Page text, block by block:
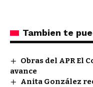
Tambien te
Obras del APR El
avance
Anita González